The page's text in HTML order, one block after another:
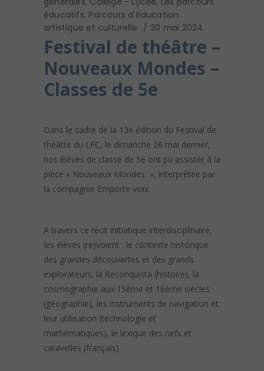
éducatifs, Parcours d'éducation
artistique et culturelle
30 mai 2024
Festival de théâtre –
Nouveaux Mondes –
Classes de 5e
Dans le cadre de la 13e édition du Festival de
théâtre du LFC, le dimanche 26 mai dernier,
nos élèves de classe de 5e ont pu assister à la
pièce « Nouveaux Mondes », interprétée par
la compagnie Emporte-voix.
A travers ce récit initiatique interdisciplinaire,
les élèves (re)voient : le contexte historique
des grandes découvertes et des grands
explorateurs, la Reconquista (histoire), la
cosmographie aux 15ème et 16ème siècles
(géographie), les instruments de navigation et
leur utilisation (technologie et
mathématiques), le lexique des nefs et
caravelles (français).